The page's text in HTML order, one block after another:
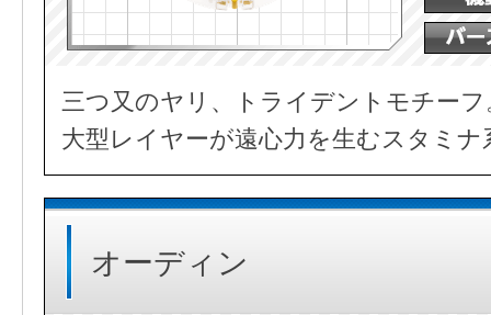
三つ又のヤリ、トライデントモチー
大型レイヤーが遠心力を生むスタミナ
オーディン